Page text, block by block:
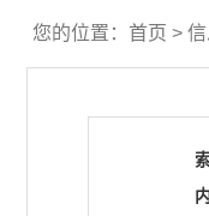
您的位置： 首页 >